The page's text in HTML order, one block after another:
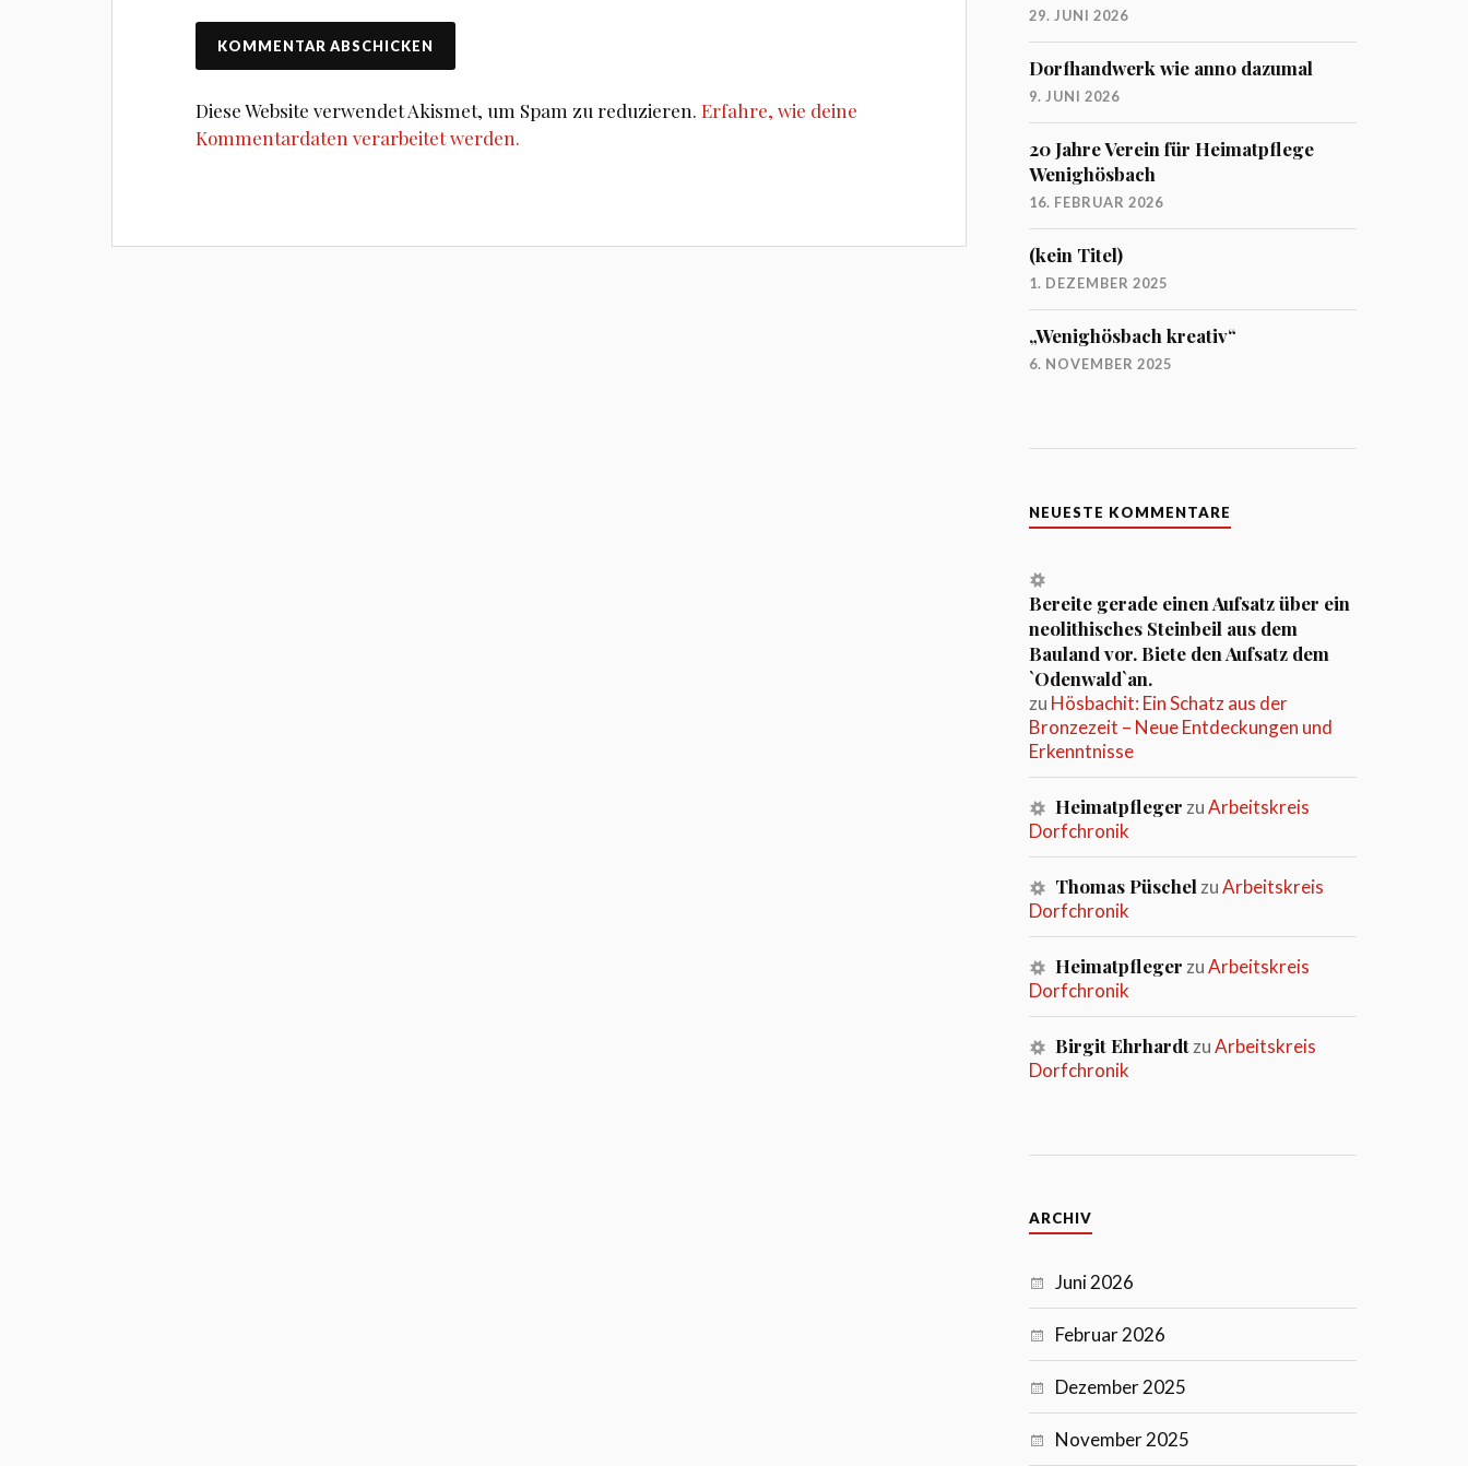
Diese Website verwendet Akismet, um Spam zu reduzieren.Erfahre, wie deine
Kommentardaten verarbeitet werden.
29. JUNI 2026
Dorfhandwerk wie anno dazumal
9. JUNI 2026
20 Jahre Verein für Heimatpflege
Wenighösbach
16. FEBRUAR 2026
(kein Titel)
1. DEZEMBER 2025
„Wenighösbach kreativ“
6. NOVEMBER 2025
NEUESTE KOMMENTARE
Bereite gerade einen Aufsatz über ein
neolithisches Steinbeil aus dem
Bauland vor. Biete den Aufsatz dem
`Odenwald`an.
zu Hösbachit: Ein Schatz aus der
Bronzezeit – Neue Entdeckungen und
Erkenntnisse
Heimatpfleger zuArbeitskreis
Dorfchronik
Thomas Püschel zuArbeitskreis
Dorfchronik
Heimatpfleger zuArbeitskreis
Dorfchronik
Birgit EhrhardtzuArbeitskreis
Dorfchronik
ARCHIV
Juni 2026
Februar 2026
Dezember 2025
November 2025